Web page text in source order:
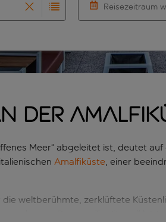
Wenn für den
Eingabe für die automatische
Reisezeitraum
der
Meer“ abgeleitet ist, deutet
Amalfiküste, einer
weltberühmte, zerklüftete